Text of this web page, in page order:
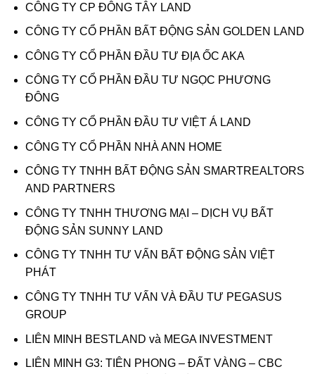
CÔNG TY CP ĐÔNG TÂY LAND
CÔNG TY CỔ PHẦN BẤT ĐỘNG SẢN GOLDEN LAND
CÔNG TY CỔ PHẦN ĐẦU TƯ ĐỊA ỐC AKA
CÔNG TY CỔ PHẦN ĐẦU TƯ NGỌC PHƯƠNG
ĐÔNG
CÔNG TY CỔ PHẦN ĐẦU TƯ VIỆT Á LAND
CÔNG TY CỔ PHẦN NHÀ ANN HOME
CÔNG TY TNHH BẤT ĐỘNG SẢN SMARTREALTORS
AND PARTNERS
CÔNG TY TNHH THƯƠNG MẠI – DỊCH VỤ BẤT
ĐỘNG SẢN SUNNY LAND
CÔNG TY TNHH TƯ VẤN BẤT ĐỘNG SẢN VIỆT
PHÁT
CÔNG TY TNHH TƯ VẤN VÀ ĐẦU TƯ PEGASUS
GROUP
LIÊN MINH BESTLAND và MEGA INVESTMENT
LIÊN MINH G3: TIÊN PHONG – ĐẤT VÀNG – CBC